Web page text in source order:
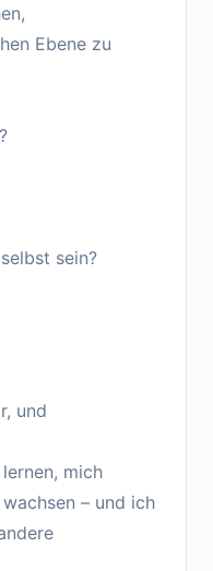
Ebene zu
sein?
und
mich
– und ich